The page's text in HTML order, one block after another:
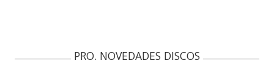
PRO. NOVEDADES DISCOS